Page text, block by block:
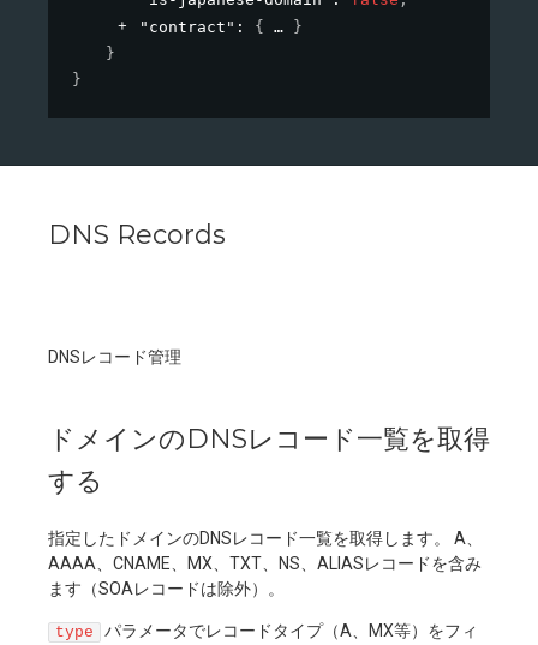
"contract" : {
}
}
}
DNS Records
DNSレコード管理
ドメインのDNSレコード一覧を取得
する
指定したドメインのDNSレコード一覧を取得します。 A、
AAAA、CNAME、MX、TXT、NS、ALIASレコードを含み
ます（SOAレコードは除外）。
type
パラメータでレコードタイプ（A、MX等）をフィ